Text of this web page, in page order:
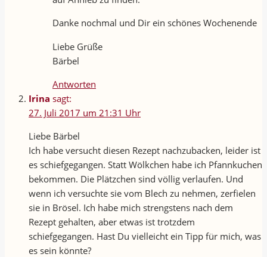
Danke nochmal und Dir ein schönes Wochenende
Liebe Grüße
Bärbel
Antworten
Irina sagt:
27. Juli 2017 um 21:31 Uhr
Liebe Bärbel
Ich habe versucht diesen Rezept nachzubacken, leider ist
es schiefgegangen. Statt Wölkchen habe ich Pfannkuchen
bekommen. Die Plätzchen sind völlig verlaufen. Und
wenn ich versuchte sie vom Blech zu nehmen, zerfielen
sie in Brösel. Ich habe mich strengstens nach dem
Rezept gehalten, aber etwas ist trotzdem
schiefgegangen. Hast Du vielleicht ein Tipp für mich, was
es sein könnte?